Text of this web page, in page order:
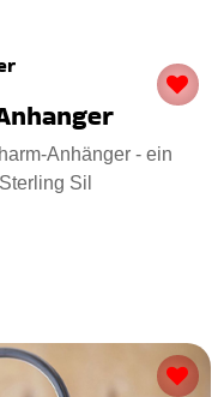
Anhänger - ein
Sil